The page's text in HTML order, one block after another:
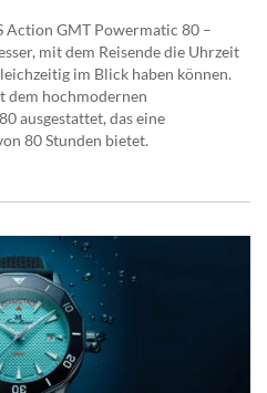
Action GMT Powermatic 80 –
mit dem Reisende die Uhrzeit
im Blick haben können.
dem hochmodernen
ausgestattet, das eine
80 Stunden bietet.